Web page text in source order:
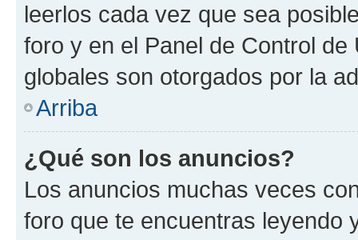
leerlos cada vez que sea
foro y en el Panel de Control
globales son otorgados por la
Arriba
¿Qué son los anuncios?
Los anuncios muchas veces
foro que te encuentras leyendo